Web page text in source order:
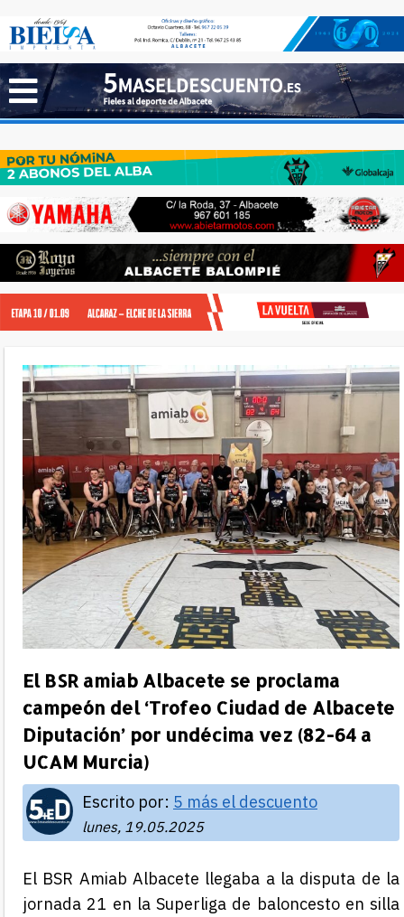
El BSR amiab Albacete se proclama
campeón del ‘Trofeo Ciudad de Albacete
Diputación’ por undécima vez (82-64 a
UCAM Murcia)
Escrito por: 5 más el descuento
lunes, 19.05.2025
El BSR Amiab Albacete llegaba a la disputa de la
jornada 21 en la Superliga de baloncesto en silla